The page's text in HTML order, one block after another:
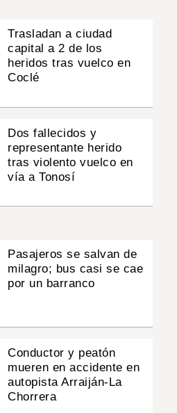
Trasladan a ciudad
capital a 2 de los
heridos tras vuelco en
Coclé
Dos fallecidos y
representante herido
tras violento vuelco en
vía a Tonosí
Pasajeros se salvan de
milagro; bus casi se cae
por un barranco
Conductor y peatón
mueren en accidente en
autopista Arraiján-La
Chorrera